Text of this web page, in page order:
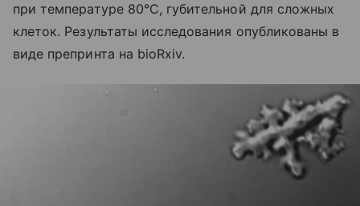
при температуре 80°C, губительной для сложных
клеток. Результаты исследования опубликованы в
виде препринта на bioRxiv.